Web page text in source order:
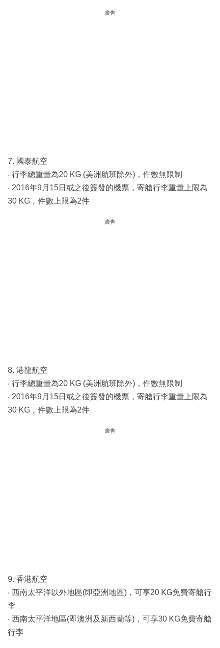
廣告
7. 國泰航空
‧ 行李總重量為20 KG (美洲航班除外)，件數無限制
‧ 2016年9月15日或之後簽發的機票，寄艙行李重量上限為
30 KG，件數上限為2件
廣告
8. 港龍航空
‧ 行李總重量為20 KG (美洲航班除外)，件數無限制
‧ 2016年9月15日或之後簽發的機票，寄艙行李重量上限為
30 KG，件數上限為2件
廣告
9. 香港航空
‧ 西南太平洋以外地區(即亞洲地區)，可享20 KG免費寄艙行
李
‧ 西南太平洋地區(即澳洲及新西蘭等)，可享30 KG免費寄艙
行李